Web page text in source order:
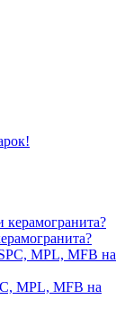
MPL, MFB на